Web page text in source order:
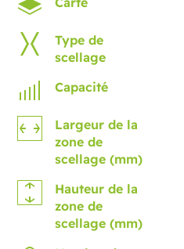
Type de
scellage
Capacité
Largeur de la
zone de
scellage (mm)
Hauteur de la
zone de
scellage (mm)